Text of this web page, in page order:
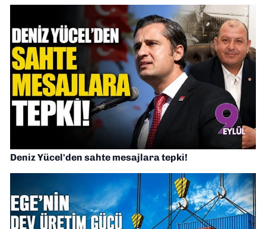
Deniz Yücel'den sahte mesajlara tepki!